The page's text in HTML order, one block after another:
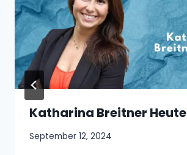
Katharina Breitner Heute
September 12, 2024